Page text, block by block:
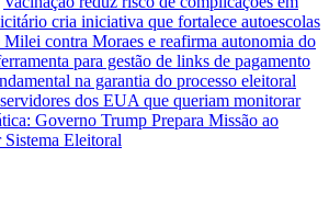
cria iniciativa que fortalece autoescolas
contra Moraes e reafirma autonomia do
para gestão de links de pagamento
na garantia do processo eleitoral
dos EUA que queriam monitorar
Governo Trump Prepara Missão ao
Eleitoral